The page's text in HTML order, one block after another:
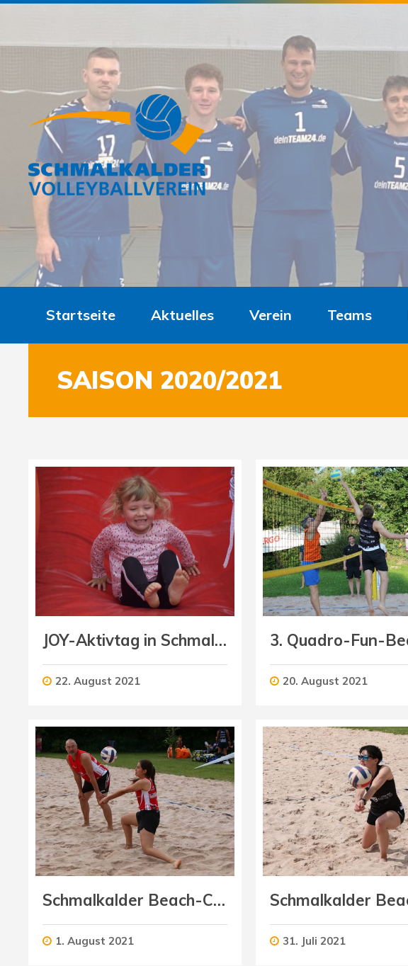
Startseite Aktuelles Verein Teams
SAISON 2020/2021
JOY-Aktivtag in Schmalkalden
22. August 2021
Schmalkalder Beach-Cup (Mixed)
1. August 2021
20. August 2021
31. Juli 2021